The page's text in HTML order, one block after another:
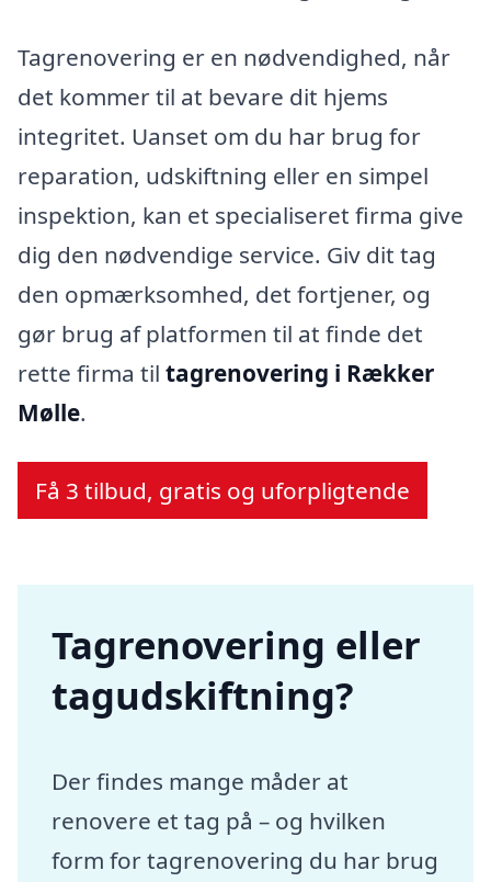
Tagrenovering er en nødvendighed, når
det kommer til at bevare dit hjems
integritet. Uanset om du har brug for
reparation, udskiftning eller en simpel
inspektion, kan et specialiseret firma give
dig den nødvendige service. Giv dit tag
den opmærksomhed, det fortjener, og
gør brug af platformen til at finde det
rette firma til tagrenovering i Rækker
Mølle.
Få 3 tilbud, gratis og uforpligtende
Tagrenovering eller
tagudskiftning?
Der findes mange måder at
renovere et tag på – og hvilken
form for tagrenovering du har brug